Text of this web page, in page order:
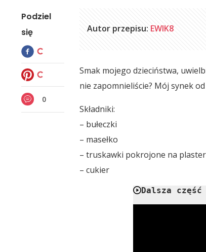
Podziel
się
0
Autor przepisu: EWIK8
Smak mojego dzieciństwa,
nie zapomnieliście? Mój synek
Składniki:
– bułeczki
– masełko
– truskawki pokrojone na
– cukier
Dalsza